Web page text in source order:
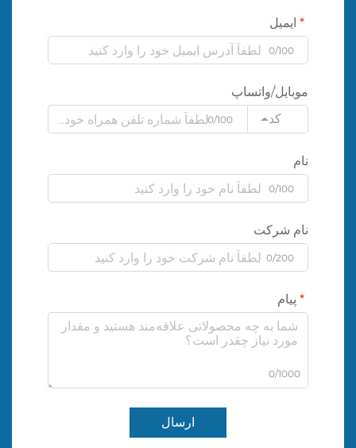
ایمیل
0/100
موبایل/واتساپ
کد
0/100
نام
0/100
نام شرکت
0/200
پیام
0/1000
ارسال